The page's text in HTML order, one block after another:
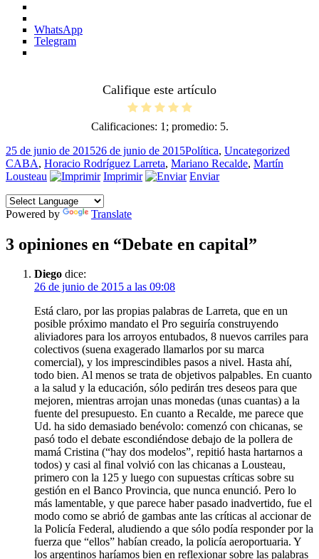
WhatsApp
Telegram
Califique este artículo
Calificaciones: 1 ; promedio: 5.
Publicado
el
25 de junio de 201526 de junio de 2015Categorías
Política, Uncategorized
CABA, Horacio Rodríguez Larreta, Mariano Recalde, Martín
Lousteau
Imprimir Enviar
Powered by Translate
3 opiniones en “Debate en capital”
Diego dice:
26 de junio de 2015 a las 09:08
Está claro, por las propias palabras de Larreta, que en un
posible próximo mandato el Pro seguiría construyendo
aliviadores para los arroyos entubados, 8 nuevos carriles para
colectivos (suena exagerado llamarlos por su marca
comercial), y los imprescindibles pasos a nivel. Hasta ahí,
todo bien. Al menos se trata de objetivos palpables. En cuanto
a la salud y la educación, sólo pedirán tres deseos para que
mejoren, mientras arrojan unas monedas (unas cuantas) a la
fuente del presupuesto. En cuanto a Recalde, me parece que
Ud. ha sido demasiado benévolo: comenzó con chicanas, se
pasó todo el debate escondiéndose debajo de la pollera de
mamá Cristina (“hay dos modelos”, repitió hasta hartarnos a
todos) y casi al final volvió con las chicanas a Lousteau,
primero con la 125 y luego con supuestas críticas sobre su
gestión en el Banco Provincia, que nunca enunció. Pero lo
más lamentable, y que parece haber pasado inadvertido, fue el
modo como se abrió de gambas ante las críticas al accionar de
la Policía Federal, aludiendo a que sólo podía responder por la
fuerza que “ellos” habían creado, la policía aeroportuaria. Y
los argentinos haríamos bien en reflexionar sobre las palabras